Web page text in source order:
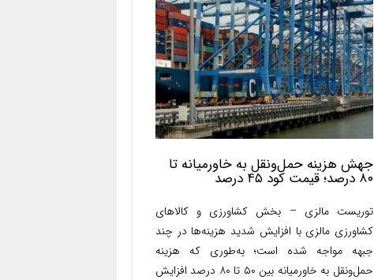
جهش هزینه حمل‌ونقل به خاورمیانه تا
۸۰ درصد؛ قیمت کود ۴۵ درصد
توریست مالزی – بخش کشاورزی و کالاهای
کشاورزی مالزی با افزایش شدید هزینه‌ها در چند
جبهه مواجه شده است؛ به‌طوری که هزینه
حمل‌ونقل به خاورمیانه بین ۵۰ تا ۸۰ درصد افزایش